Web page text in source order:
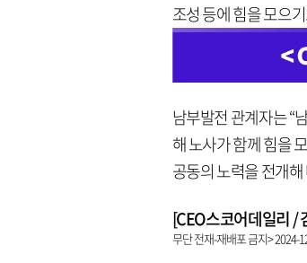
조성 등에 힘을 모으
남부발전 관계자는 “
해 노사가 함께 힘을
공동의 노력을 전개
[CEO스코어데일리 /
무단 전재-재배포 금지> 2024-